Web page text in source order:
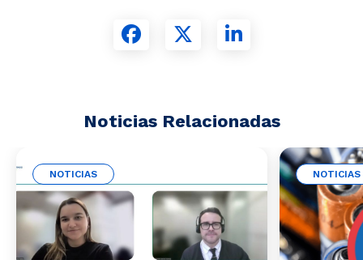
Noticias Relacionadas
NOTICIAS NOTICIAS